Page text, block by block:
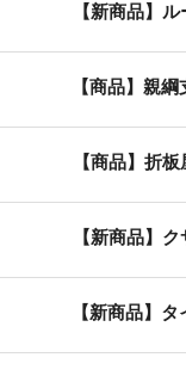
【新商品】
【商品】親
【商品】折
【新商品】
【新商品】